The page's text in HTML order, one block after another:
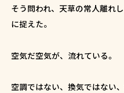
そう問われ、天草の常人離れ
に捉えた。
空気だ――空気が、流れている。
空調ではない、換気ではない